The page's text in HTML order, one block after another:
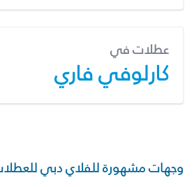
عطلات في
كارلوفي فاري
وجهات مشهورة للفلاي دبي